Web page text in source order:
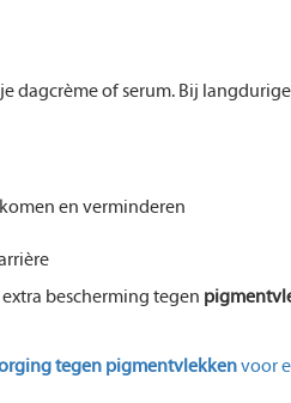
dagcrème of serum. Bij
en verminderen
bescherming tegen
tegen pigmentvlekkenvoor